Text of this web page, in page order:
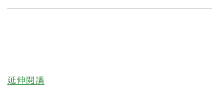
延伸閱讀